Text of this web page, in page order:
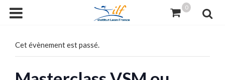
0
Cet évènement est passé.